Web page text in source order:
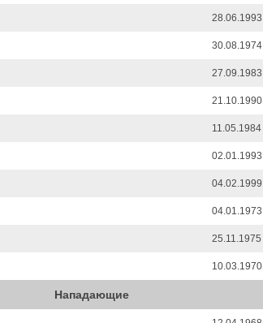
28.06.1993
30.08.1974
27.09.1983
21.10.1990
11.05.1984
02.01.1993
04.02.1999
04.01.1973
25.11.1975
10.03.1970
Нападающие